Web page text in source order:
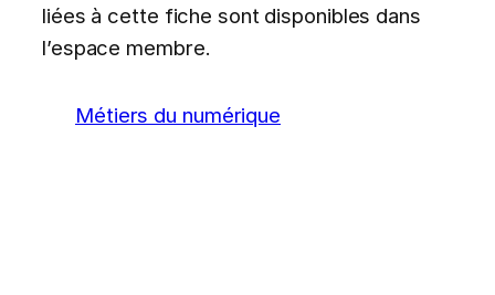
liées à cette fiche sont disponibles dans
l’espace membre.
Métiers du numérique